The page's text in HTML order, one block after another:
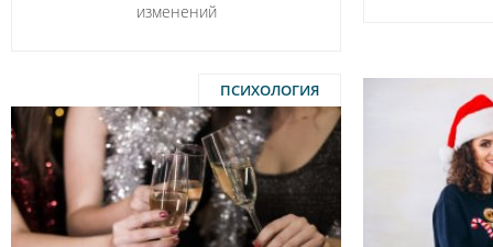
изменений
ПСИХОЛОГИЯ